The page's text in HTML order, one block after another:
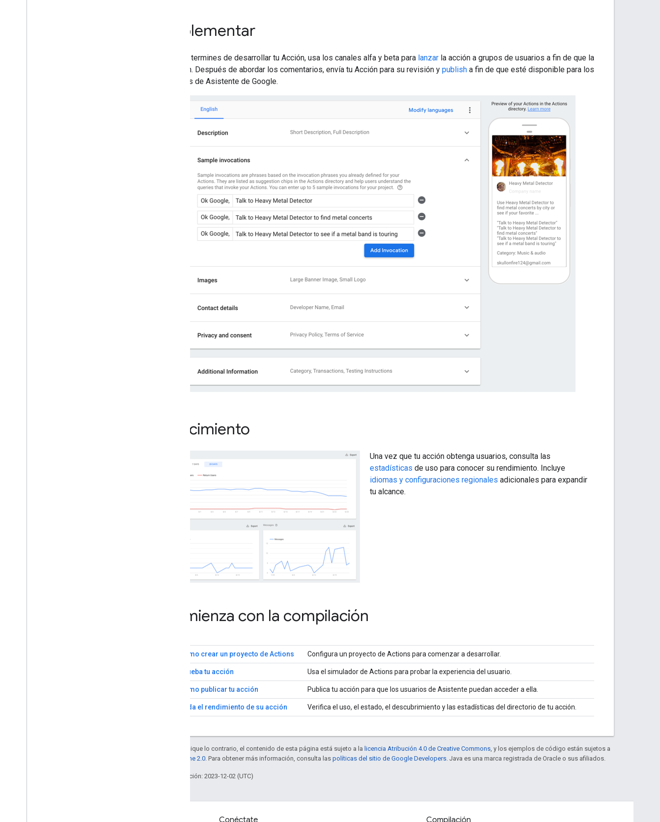
Implementar
Cuando termines de desarrollar tu Acción, usa los canales alfa y beta para lanzar la acción a grupos de usuarios a fin de que la
prueben. Después de abordar los comentarios, envía tu Acción para su revisión y publish a fin de que esté disponible para los
usuarios de Asistente de Google.
Crecimiento
Una vez que tu acción obtenga usuarios, consulta las
estadísticas de uso para conocer su rendimiento. Incluye
idiomas y configuraciones regionales adicionales para expandir
tu alcance.
Comienza con la compilación
Cómo crear un proyecto de Actions Configura un proyecto de Actions para comenzar a desarrollar.
Prueba tu acción Usa el simulador de Actions para probar la experiencia del usuario.
Cómo publicar tu acción Publica tu acción para que los usuarios de Asistente puedan acceder a ella.
Mida el rendimiento de su acción Verifica el uso, el estado, el descubrimiento y las estadísticas del directorio de tu acción.
Salvo que se indique lo contrario, el contenido de esta página está sujeto a la licencia Atribución 4.0 de Creative Commons, y los ejemplos de código están sujetos a
licencia Apache 2.0. Para obtener más información, consulta las políticas del sitio de Google Developers. Java es una marca registrada de Oracle o sus afiliados.
Última actualización: 2023-12-02 (UTC)
Conéctate Compilación